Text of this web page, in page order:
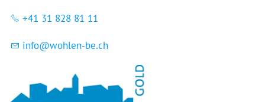
+41 31 828 81 11
nf w hl n-b ch